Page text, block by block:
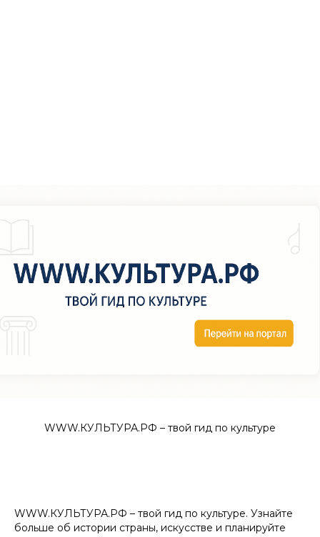
WWW.КУЛЬТУРА.РФ – твой гид по культуре
WWW.КУЛЬТУРА.РФ – твой гид по культуре. Узнайте
больше об истории страны, искусстве и планируйте